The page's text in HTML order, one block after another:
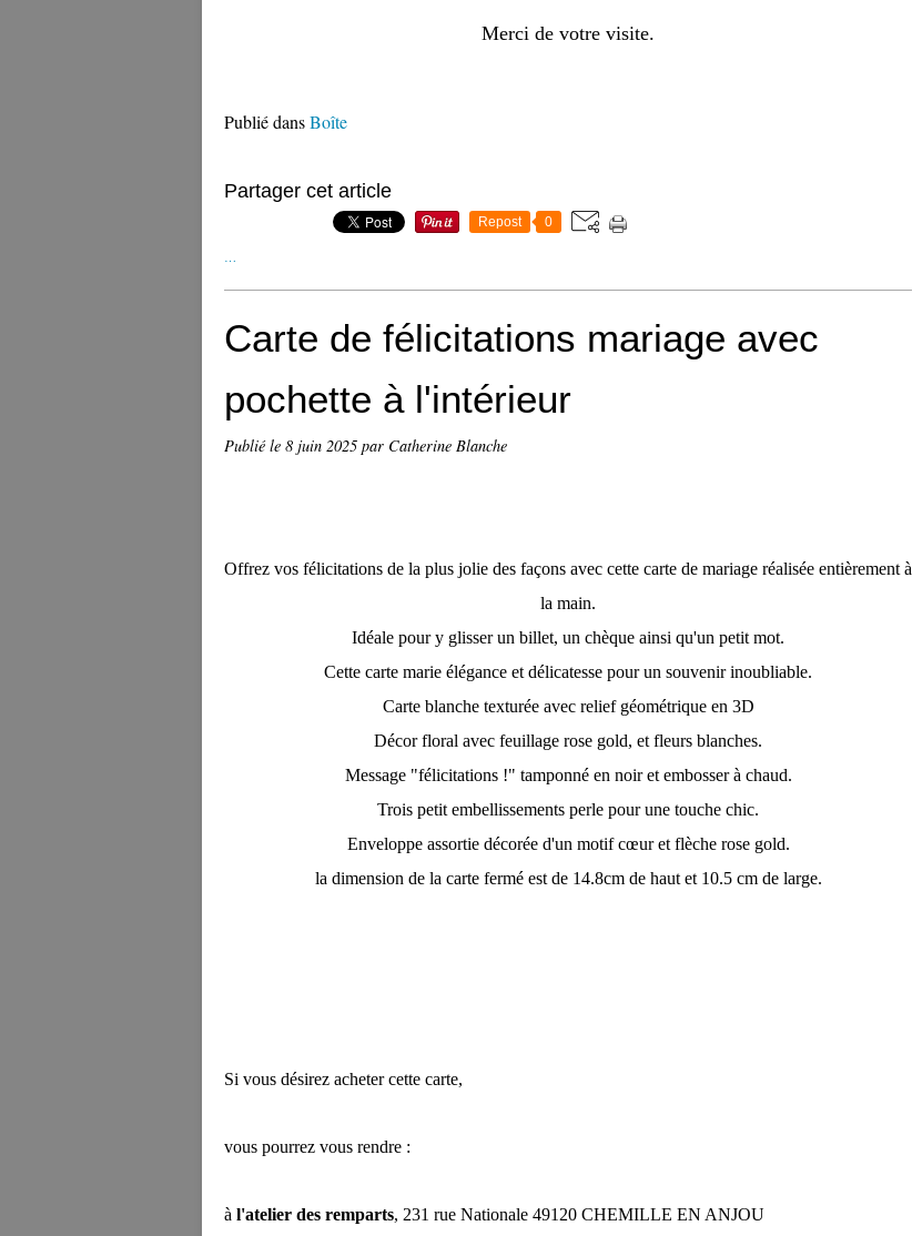
Merci de votre visite.
Publié dansBoîte
Partager cet article
Repost 0
…
Carte de félicitations mariage avec
pochette à l'intérieur
Publié le 8 juin 2025 par Catherine Blanche
Offrez vos félicitations de la plus jolie des façons avec cette carte de mariage réalisée entièrement à
la main.
Idéale pour y glisser un billet, un chèque ainsi qu'un petit mot.
Cette carte marie élégance et délicatesse pour un souvenir inoubliable.
Carte blanche texturée avec relief géométrique en 3D
Décor floral avec feuillage rose gold, et fleurs blanches.
Message "félicitations !" tamponné en noir et embosser à chaud.
Trois petit embellissements perle pour une touche chic.
Enveloppe assortie décorée d'un motif cœur et flèche rose gold.
la dimension de la carte fermé est de 14.8cm de haut et 10.5 cm de large.
Si vous désirez acheter cette carte,
vous pourrez vous rendre :
à l'atelier des remparts, 231 rue Nationale 49120 CHEMILLE EN ANJOU